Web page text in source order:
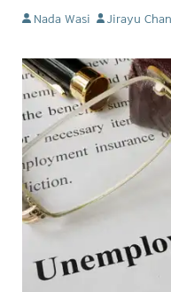
Nada Wasi Jirayu